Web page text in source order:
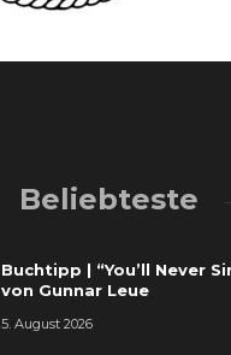
Beliebteste
Buchtipp | “You’ll Never
von Gunnar Leue
5. August 2026